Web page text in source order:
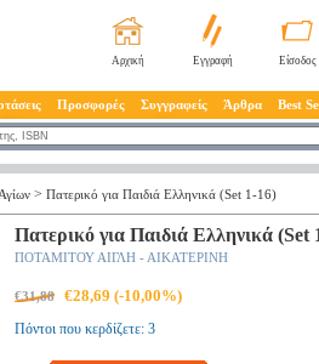
Αρχική Εγγραφή Είσοδος
Προσφορές Συγγραφείς Άρθρα Best
> Πατερικό για Παιδιά Ελληνικά (Set 1-16)
Πατερικό για Παιδιά Ελληνικά (Set
ΠΟΤΑΜΙΤΟΥ ΑΙΓΛΗ - ΑΙΚΑΤΕΡΙΝΗ
€31,88 €28,69 (-10,00%)
Πόντοι που κερδίζετε: 3